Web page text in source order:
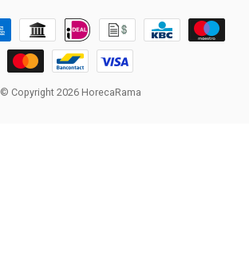
© Copyright 2026 HorecaRama